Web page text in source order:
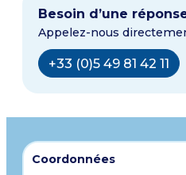
Besoin d’une
Appelez-nous
+33 (0)5 49 81 42 11
Contactez-
Coordonnées